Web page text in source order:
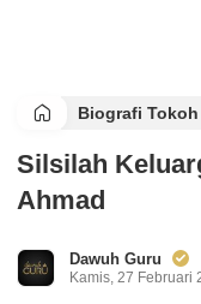
Biografi Tokoh
Silsilah
Ahmad
Dawuh Guru
Kamis, 27 Februari